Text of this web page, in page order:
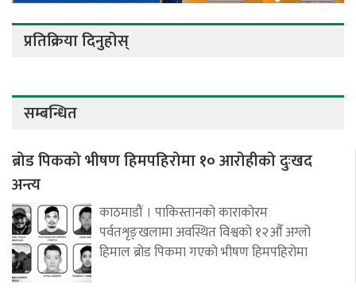
प्रतिक्रिया दिनुहोस्
सम्बन्धित
ब्रोड पिकको भीषण हिमपहिरोमा १० आरोहीको दुःखद
अन्त्य
काठमाडौं । पाकिस्तानको काराकोरम
पर्वतशृङ्खलामा अवस्थित विश्वको १२औँ अग्लो
हिमाल ब्रोड पिकमा गएको भीषण हिमपहिरोमा